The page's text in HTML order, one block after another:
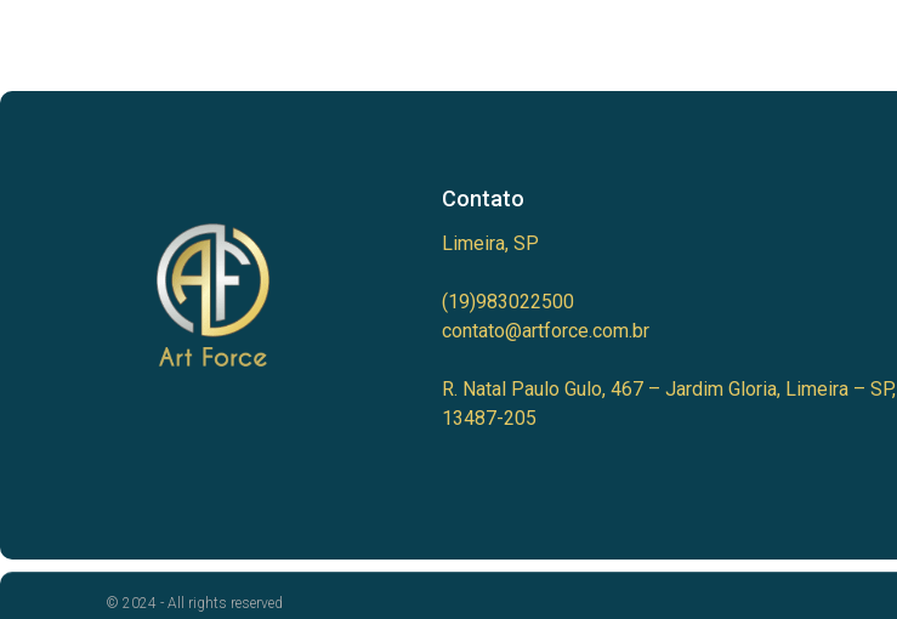
Contato
Limeira, SP
(19)983022500
contato@artforce.com.br
R. Natal Paulo Gulo, 467 – Jardim Gloria, Limeira – SP,
13487-205
© 2024 - All rights reserved